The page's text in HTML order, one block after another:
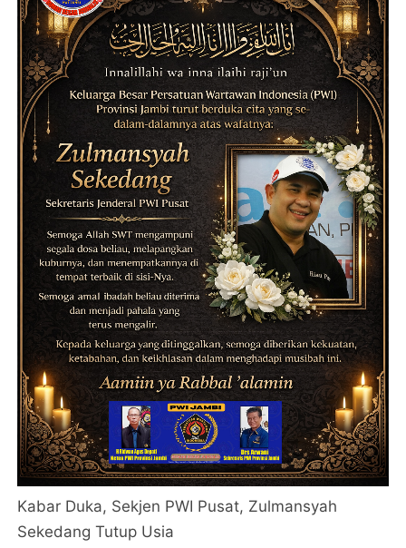
Kabar Duka, Sekjen PWI Pusat, Zulmansyah
Sekedang Tutup Usia